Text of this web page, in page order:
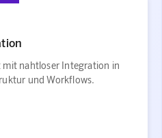
mit nahtloser Integration in
und Workflows.